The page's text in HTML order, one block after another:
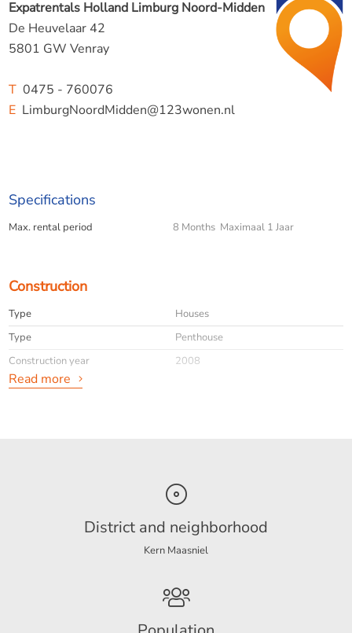
Expatrentals Holland Limburg Noord-Midden
De Heuvelaar 42
5801 GW Venray
T0475 - 760076
ELimburgNoordMidden@123wonen.nl
Specifications
Max. rental period 8 Months Maximaal 1 Jaar
Construction
Type
Houses
Type
Penthouse
Construction year
2008
Furnished
Read more
District and neighborhood
Kern Maasniel